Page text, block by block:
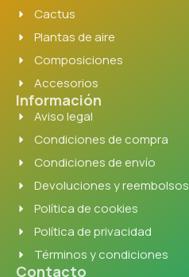
Cactus
Plantas de aire
Composiciones
Accesorios
Información
Aviso legal
Condiciones de compra
Condiciones de envío
Devoluciones y reembolsos
Política de cookies
Política de privacidad
Términos y condiciones
Contacto